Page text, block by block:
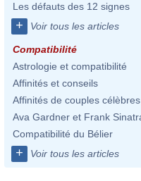
Les défauts des 12 signes
+ Voir tous les articles
Compatibilité
Astrologie et compatibilité
Affinités et conseils
Affinités de couples célèbres
Ava Gardner et Frank
Compatibilité du Bélier
+ Voir tous les articles